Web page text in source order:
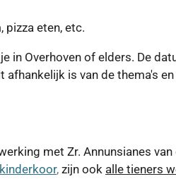
eten, etc.
in Overhoven of elders. De
is van de thema's en
met Zr. Annunsianes van
kinderkoor, zijn ook alle tieners